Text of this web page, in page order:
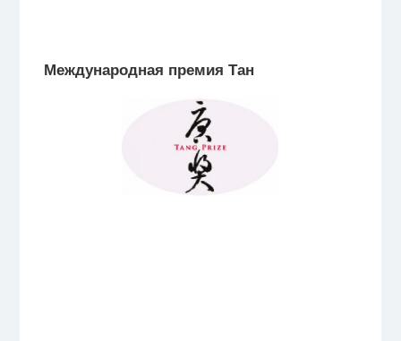
Международная премия Тан